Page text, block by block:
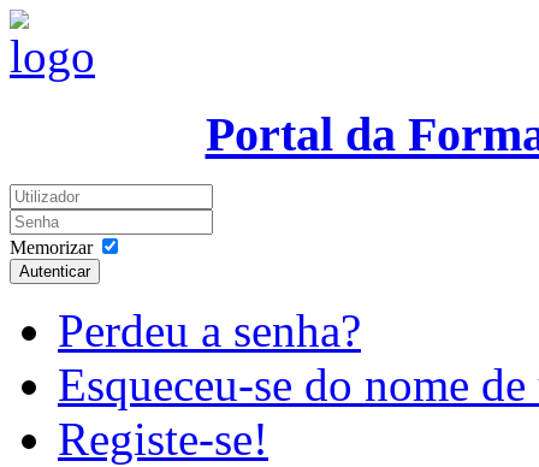
Portal da
Memorizar
Autenticar
Perdeu a senha?
Esqueceu-se do nome
Registe-se!